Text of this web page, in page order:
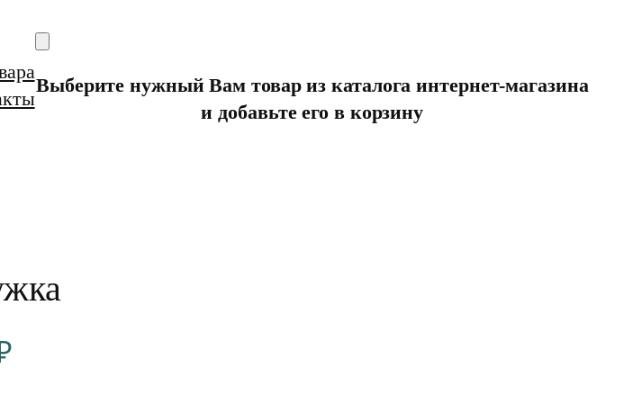
Выберите нужный Вам товар из каталога интернет-магазина
и добавьте его в корзину